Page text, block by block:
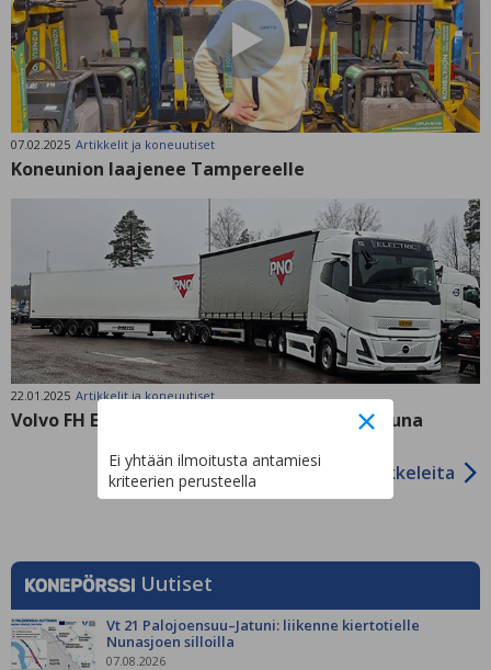
07.02.2025 Artikkelit ja koneuutiset
Koneunion laajenee Tampereelle
22.01.2025 Artikkelit ja koneuutiset
Volvo FH Electric Aero – Maanteiden sähköjuna
Lisää artikkeleita
Uutiset
Vt 21 Palojoensuu–Jatuni: liikenne kiertotielle
Nunasjoen silloilla
07.08.2026
Ei yhtään ilmoitusta antamiesi
kriteerien perusteella